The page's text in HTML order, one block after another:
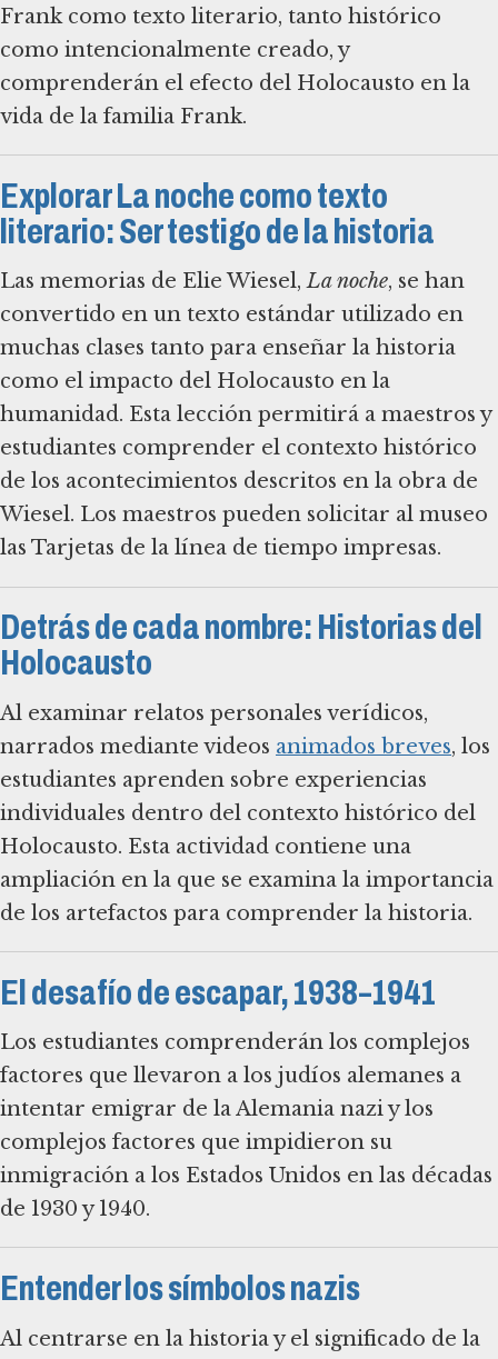
Frank como texto literario, tanto histórico
como intencionalmente creado, y
comprenderán el efecto del Holocausto en la
vida de la familia Frank.
Explorar La noche como texto
literario: Ser testigo de la historia
Las memorias de Elie Wiesel,La noche, se han
convertido en un texto estándar utilizado en
muchas clases tanto para enseñar la historia
como el impacto del Holocausto en la
humanidad. Esta lección permitirá a maestros y
estudiantes comprender el contexto histórico
de los acontecimientos descritos en la obra de
Wiesel. Los maestros pueden solicitar al museo
las Tarjetas de la línea de tiempo impresas.
Detrás de cada nombre: Historias del
Holocausto
Al examinar relatos personales verídicos,
narrados mediante videos animados breves, los
estudiantes aprenden sobre experiencias
individuales dentro del contexto histórico del
Holocausto. Esta actividad contiene una
ampliación en la que se examina la importancia
de los artefactos para comprender la historia.
El desafío de escapar, 1938–1941
Los estudiantes comprenderán los complejos
factores que llevaron a los judíos alemanes a
intentar emigrar de la Alemania nazi y los
complejos factores que impidieron su
inmigración a los Estados Unidos en las décadas
Entender los símbolos nazis
Al centrarse en la historia y el significado de la